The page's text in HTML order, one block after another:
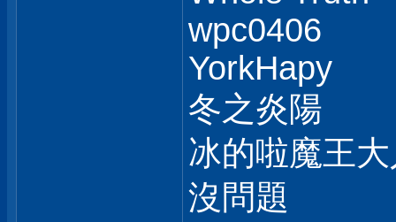
wpc0406
YorkHapy
冬之炎陽
冰的啦魔王
沒問題